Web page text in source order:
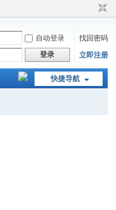
自动登录
找回密码
登录 立即注册
快捷导航